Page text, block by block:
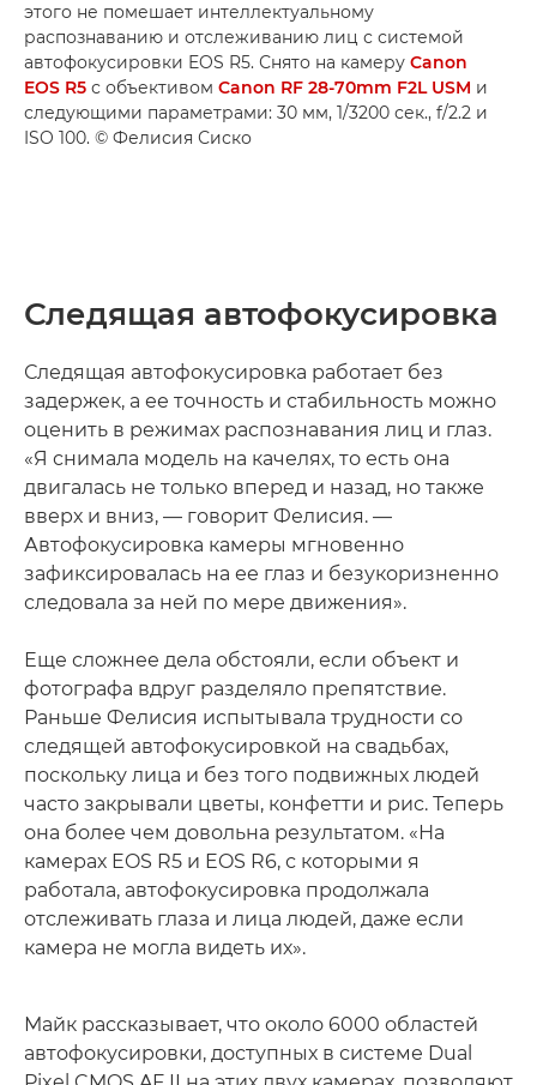
этого не помешает интеллектуальному
распознаванию и отслеживанию лиц с системой
автофокусировки EOS R5. Снято на камеру Canon
EOS R5 с объективом Canon RF 28-70mm F2L USM и
следующими параметрами: 30 мм, 1/3200 сек., f/2.2 и
ISO 100. © Фелисия Сиско
Следящая автофокусировка
Следящая автофокусировка работает без
задержек, а ее точность и стабильность можно
оценить в режимах распознавания лиц и глаз.
«Я снимала модель на качелях, то есть она
двигалась не только вперед и назад, но также
вверх и вниз, — говорит Фелисия. —
Автофокусировка камеры мгновенно
зафиксировалась на ее глаз и безукоризненно
следовала за ней по мере движения».
Еще сложнее дела обстояли, если объект и
фотографа вдруг разделяло препятствие.
Раньше Фелисия испытывала трудности со
следящей автофокусировкой на свадьбах,
поскольку лица и без того подвижных людей
часто закрывали цветы, конфетти и рис. Теперь
она более чем довольна результатом. «На
камерах EOS R5 и EOS R6, с которыми я
работала, автофокусировка продолжала
отслеживать глаза и лица людей, даже если
камера не могла видеть их».
Майк рассказывает, что около 6000 областей
автофокусировки, доступных в системе Dual